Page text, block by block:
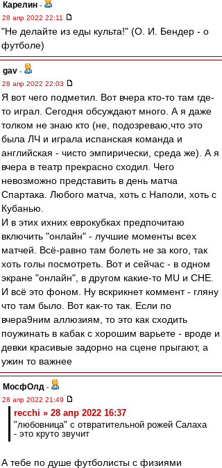
Карелин -
28 апр 2022 22:11
"Не делайте из еды культа!" (О. И. Бендер - о
футболе)
gav -
28 апр 2022 22:03
Я вот чего подметил. Вот вчера кто-то там где-
то играл. Сегодня обсуждают много. А я даже
толком не знаю кто (не, подозреваю,что это
была ЛЧ и играла испанская команда и
английская - чисто эмпирически, среда же). А я
вчера в театр прекрасно сходил. Чего
невозможно представить в день матча
Спартака. Любого матча, хоть с Наполи, хоть с
Кубанью.
И в этих ихних еврокубках предпочитаю
включить "онлайн" - лучшие моменты всех
матчей. Всё-равно там болеть не за кого, так
хоть голы посмотреть. Вот и сейчас - в одном
экране "онлайн", в другом какие-то MU и CHE.
И всё это фоном. Ну вскрикнет коммент - гляну
что там было. Вот как-то так. Если по
вчера9ним аллюзиям, то это как сходить
поужинать в кабак с хорошим варьете - вроде и
девки красивые задорно на сцене прыгают, а
ужин то важнее
МосфОлд -
28 апр 2022 21:49
recchi » 28 апр 2022 16:37
"любовница" с отвратительной рожей Салаха
- это круто звучит
А тебе по душе футболисты с физиями